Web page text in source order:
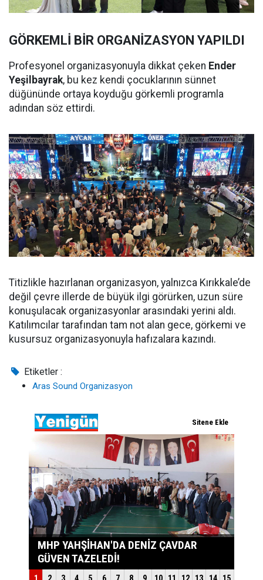
GÖRKEMLİ BİR ORGANİZASYON YAPILDI
Profesyonel organizasyonuyla dikkat çeken Ender
Yeşilbayrak, bu kez kendi çocuklarının sünnet
düğününde ortaya koyduğu görkemli programla
adından söz ettirdi.
Titizlikle hazırlanan organizasyon, yalnızca Kırıkkale’de
değil çevre illerde de büyük ilgi görürken, uzun süre
konuşulacak organizasyonlar arasındaki yerini aldı.
Katılımcılar tarafından tam not alan gece, görkemi ve
kusursuz organizasyonuyla hafızalara kazındı.
Etiketler :
Aras Sound Organizasyon